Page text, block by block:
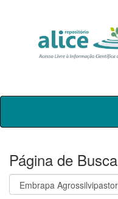
Skip
Página de Busca